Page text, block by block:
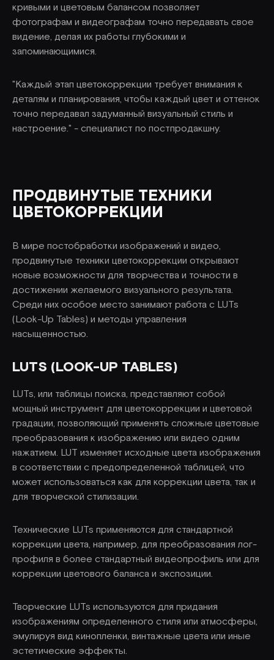
кривыми и цветовым балансом позволяет
фотографам и видеографам точно передавать свое
видение, делая их работы глубокими и
запоминающимися.
"Каждый этап цветокоррекции требует внимания к
деталям и планирования, чтобы каждый цвет и оттенок
точно передавал задуманный визуальный стиль и
настроение." - специалист по постпродакшну.
ПРОДВИНУТЫЕ ТЕХНИКИ
ЦВЕТОКОРРЕКЦИИ
В мире постобработки изображений и видео,
продвинутые техники цветокоррекции открывают
новые возможности для творчества и точности в
достижении желаемого визуального результата.
Среди них особое место занимают работа с LUTs
(Look-Up Tables) и методы управления
насыщенностью.
LUTS (LOOK-UP TABLES)
LUTs, или таблицы поиска, представляют собой
мощный инструмент для цветокоррекции и цветовой
градации, позволяющий применять сложные цветовые
преобразования к изображению или видео одним
нажатием. LUT изменяет исходные цвета изображения
в соответствии с предопределенной таблицей, что
может использоваться как для коррекции цвета, так и
для творческой стилизации.
Технические LUTs применяются для стандартной
коррекции цвета, например, для преобразования лог-
профиля в более стандартный видеопрофиль или для
коррекции цветового баланса и экспозиции.
Творческие LUTs используются для придания
изображениям определенного стиля или атмосферы,
эмулируя вид кинопленки, винтажные цвета или иные
эстетические эффекты.